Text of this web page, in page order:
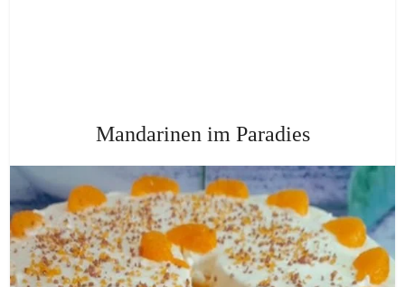
Mandarinen im Paradies